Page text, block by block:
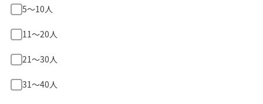
5〜10人
11〜20人
21〜30人
31〜40人